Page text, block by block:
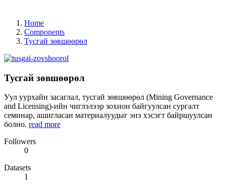
Home
Components
Тусгай зөвшөөрөл
Тусгай зөвшөөрөл
Уул уурхайн засаглал, тусгай зөвшөөрөл (Mining Governance
and Licensing)-ийн чиглэлээр зохион байгуулсан сургалт
семинар, ашигласан материалуудыг энэ хэсэгт байршуулсан
болно. read more
Followers
0
Datasets
1